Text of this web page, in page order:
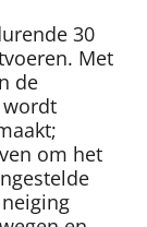
30
Met
de
wordt
om het